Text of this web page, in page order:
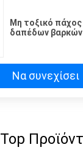
Μη τοξικό πάχος
δαπέδων βαρκών
Να συνεχίσει
Top